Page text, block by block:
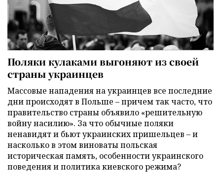
Поляки кулаками выгоняют из своей
страны украинцев
Массовые нападения на украинцев все последние
дни происходят в Польше – причем так часто, что
правительство страны объявило «решительную
войну насилию». За что обычные поляки
ненавидят и бьют украинских пришельцев – и
насколько в этом виноваты польская
историческая память, особенности украинского
поведения и политика киевского режима?